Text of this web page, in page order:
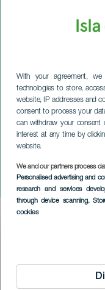
With your agreement,
technologies to store,
website, IP addresses and
consent to process your
can withdraw your consent
interest at any time by
website.
We and our partners process
Personalised advertising and
research and services
through device scanning,
cookies
LA PALMA
Imagen